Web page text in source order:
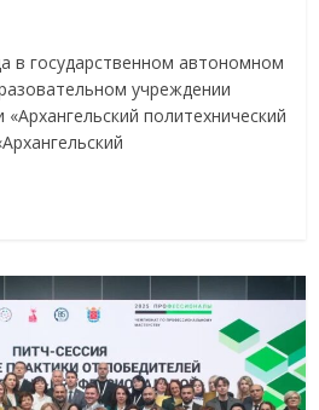
в государственном автономном
учреждении
политехнический